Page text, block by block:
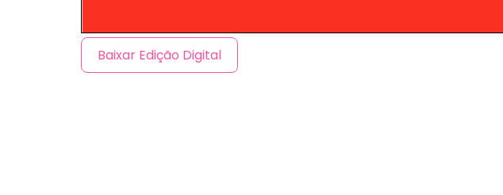
Baixar Edição Digital